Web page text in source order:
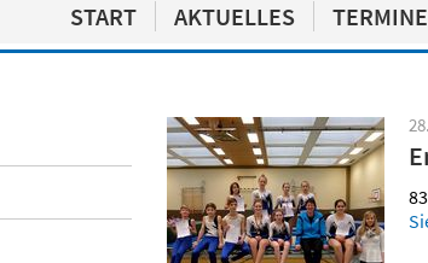
START AKTUELLES TERMINE